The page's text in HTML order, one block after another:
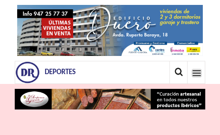
DEPORTES